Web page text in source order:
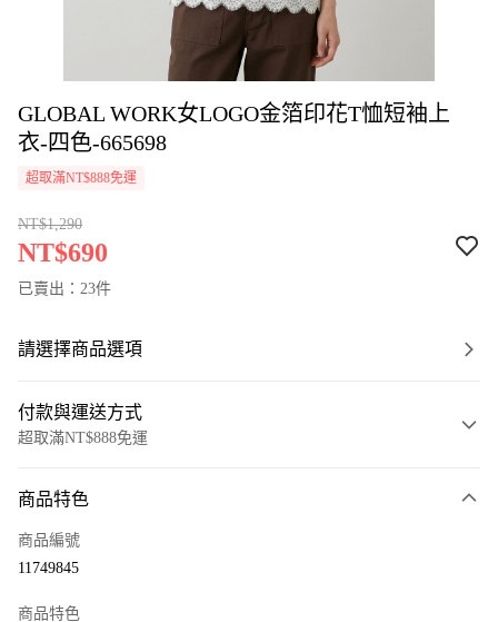
GLOBAL WORK女LOGO金箔印花T恤短袖上
衣-四色-665698
超取滿NT$888免運
NT$1,290
NT$690
已賣出：23件
請選擇商品選項
付款與運送方式
超取滿NT$888免運
信用卡一次付款
商品特色
商品編號
11749845
商品特色